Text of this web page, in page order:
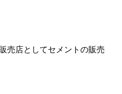
売店としてセメントの販売